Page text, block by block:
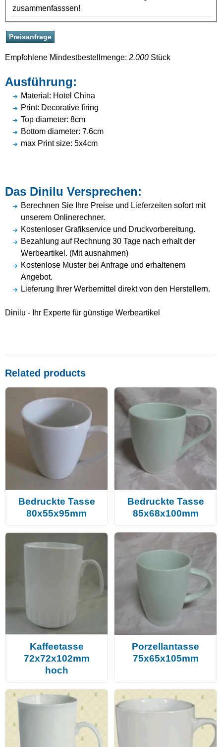
zusammenfasssen!
Empfohlene Mindestbestellmenge: 2.000 Stück
Ausführung:
Material: Hotel China
Print: Decorative firing
Top diameter: 8cm
Bottom diameter: 7.6cm
max Print size: 5x4cm
Das Dinilu Versprechen:
Berechnen Sie Ihre Preise und Lieferzeiten sofort mit
unserem Onlinerechner.
Kostenloser Grafikservice und Druckvorbereitung.
Bezahlung auf Rechnung 30 Tage nach erhalt der
Werbeartikel. (Mit ausnahmen)
Kostenlose Muster bei Anfrage und erhaltenem
Angebot.
Lieferung Ihrer Werbemittel direkt von den Herstellern.
Dinilu - Ihr Experte für günstige Werbeartikel
Related products
Bedruckte Tasse
80x55x95mm
Bedruckte Tasse
85x68x100mm
Kaffeetasse
72x72x102mm
hoch
Porzellantasse
75x65x105mm